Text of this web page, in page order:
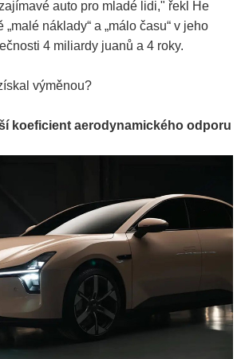
auto pro mladé lidi," řekl He
náklady“ a „málo času“ v jeho
4 miliardy juanů a 4 roky.
výměnou?
koeficient aerodynamického odporu